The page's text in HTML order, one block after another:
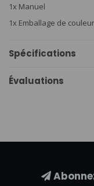
1x Manuel
1x Emballage de couleur
Spécifications
Évaluations